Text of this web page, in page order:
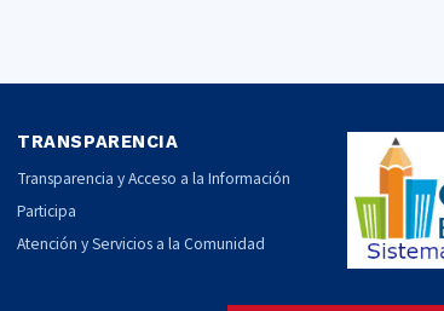
TRANSPARENCIA
Transparencia y Acceso a la Información
Participa
Atención y Servicios a la Comunidad